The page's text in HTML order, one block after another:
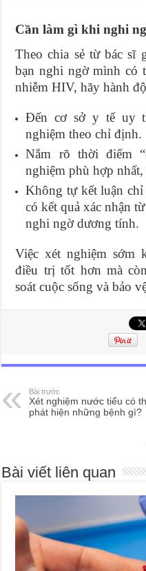
Cần làm gì khi nghi
Theo chia sẻ từ bác sĩ
bạn nghi ngờ mình có
nhiễm HIV, hãy hành
Đến cơ sở y tế uy
nghiệm theo chỉ định.
Nắm rõ thời điểm
nghiệm phù hợp nhất,
Không tự kết luận chỉ
có kết quả xác nhận
nghi ngờ dương tính.
Việc xét nghiệm sớm
điều trị tốt hơn mà
soát cuộc sống và bảo
Bài trước
Xét nghiệm nước tiểu có
phát hiện những bệnh gì?
Bài viết liên quan